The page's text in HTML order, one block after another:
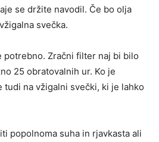
se držite navodil. Če bo olja
svečka.
potrebno. Zračni filter naj bi bilo
25 obratovalnih ur. Ko je
tudi na vžigalni svečki, ki je lahko
popolnoma suha in rjavkasta ali